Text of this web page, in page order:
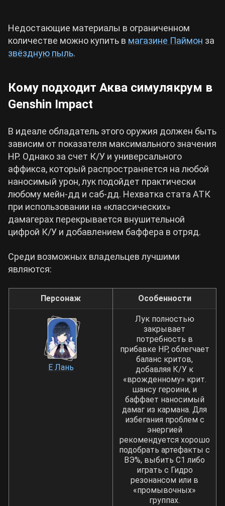
Недостающие материалы в ограниченном
количестве можно купить в магазине Паймон за
звёздную пыль.
Кому подходит Аква симулякрум в
Genshin Impact
В идеале обладатель этого оружия должен быть
зависим от показателя максимального значения
HP. Однако за счет К/У и универсального
аффикса, который распространяется на любой
наносимый урон, лук подойдет практически
любому мейн-дд и саб-дд. Нехватка стата АТК
при использовании на «классических»
дамагерах перекрывается внушительной
цифрой К/У и добавлением баффера в отряд.
Среди возможных владельцев лучшими
являются:
Персонаж Особенности
Е Лань
Лук полностью
закрывает
потребность в
прибавке НP, облегчает
баланс критов,
добавляя К/У к
«врожденному» крит.
шансу героини, и
баффает наносимый
дамаг из кармана. Для
избегания проблем с
энергией
рекомендуется хорошо
подобрать артефакты с
ВЭ%, выбить С1 либо
играть с Гидро
резонансом или в
«промывочных»
группах.